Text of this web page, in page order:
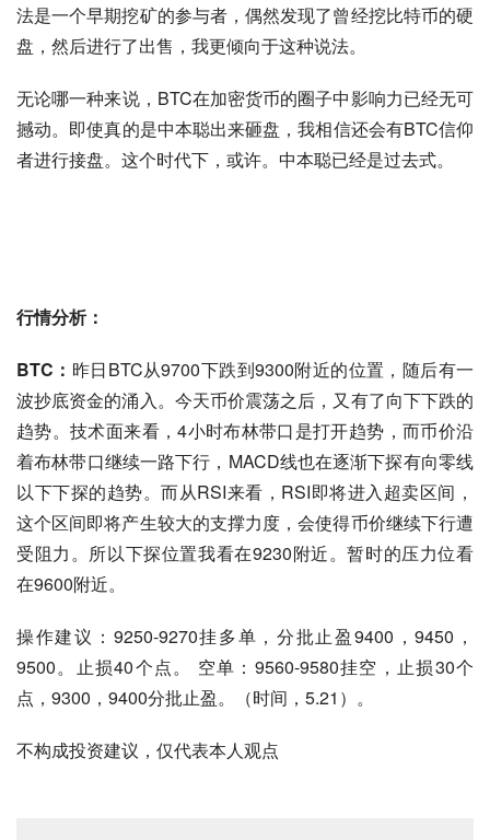
法是一个早期挖矿的参与者，偶然发现了曾经挖比特币的硬
盘，然后进行了出售，我更倾向于这种说法。
无论哪一种来说，BTC在加密货币的圈子中影响力已经无可
撼动。即使真的是中本聪出来砸盘，我相信还会有BTC信仰
者进行接盘。这个时代下，或许。中本聪已经是过去式。
行情分析：
BTC： 昨日BTC从9700下跌到9300附近的位置， 随后有一
波抄底资金的涌入。今天币价震荡之后，又有了向下下跌的
趋势。技术面来看，4小时布林带口是打开趋势，而币价沿
着布林带口继续一路下行，MACD线也在逐渐下探有向零线
以下下探的趋势。而从RSI来看，RSI即将进入超卖区间，
这个区间即将产生较大的支撑力度，会使得币价继续下行遭
受阻力。所以下探位置我看在9230附近。暂时的压力位看
在9600附近。
操作建议：9250-9270挂多单，分批止盈9400，9450，
9500。止损40个点。 空单：9560-9580挂空，止损30个
点，9300，9400分批止盈。（时间，5.21）。
不构成投资建议，仅代表本人观点